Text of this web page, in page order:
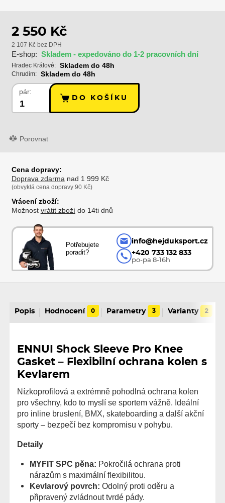
2 550 Kč
2 107 Kč bez DPH
E-shop: Skladem - expedováno do 1-2 pracovních dní
Hradec Králové: Skladem do 48h
Chrudim: Skladem do 48h
pár:
DO KOŠÍKU
Porovnat
Cena dopravy:
Doprava zdarma nad 1 999 Kč
(obvyklá cena dopravy 90 Kč)
Vrácení zboží:
Možnost vrátit zbožído 14ti dnů
Potřebujete
poradit?
info@hejduksport.cz
+420 733 132 833
po-pa 8-16h
Popis Hodnocení 0 Parametry 3 Varianty 2
ENNUI Shock Sleeve Pro Knee
Gasket – Flexibilní ochrana kolen s
Kevlarem
Nízkoprofilová a extrémně pohodlná ochrana kolen
pro všechny, kdo to myslí se sportem vážně. Ideální
pro inline bruslení, BMX, skateboarding a další akční
sporty – bezpečí bez kompromisu v pohybu.
Detaily
MYFIT SPC pěna: Pokročilá ochrana proti
nárazům s maximální flexibilitou.
Kevlarový povrch: Odolný proti oděru a
připravený zvládnout tvrdé pády.